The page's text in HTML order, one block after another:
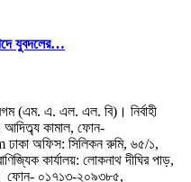
যুবদলের…
(এম. এ. এল. এল. বি) । নির্বাহী
কামাল, ফোন-
ঢাকা অফিস: সিলিকন রুমি, ৬৫/১,
কার্যালয়: লোকনাথ দীঘির পাড়,
ফোন- ০১৭১৩-২০৯৩৮৫,